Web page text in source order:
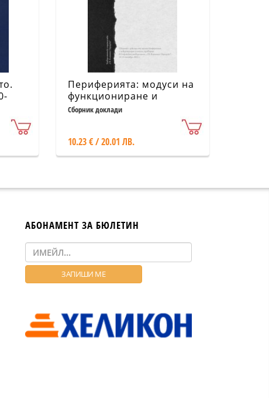
Периферията: модуси на
функциониране и
начини на
Сборник доклади
10.23 € / 20.01 ЛВ.
АБОНАМЕНТ ЗА БЮЛЕТИН